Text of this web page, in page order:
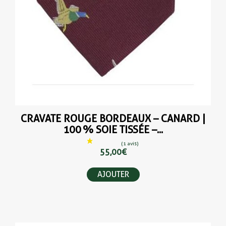
CRAVATE ROUGE BORDEAUX – CANARD |
100 % SOIE TISSÉE –...
55,00 €
AJOUTER